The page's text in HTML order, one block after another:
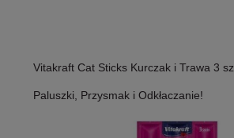
Vitakraft Cat Sticks Kurczak i Trawa 3
Paluszki, Przysmak i Odkłaczanie!